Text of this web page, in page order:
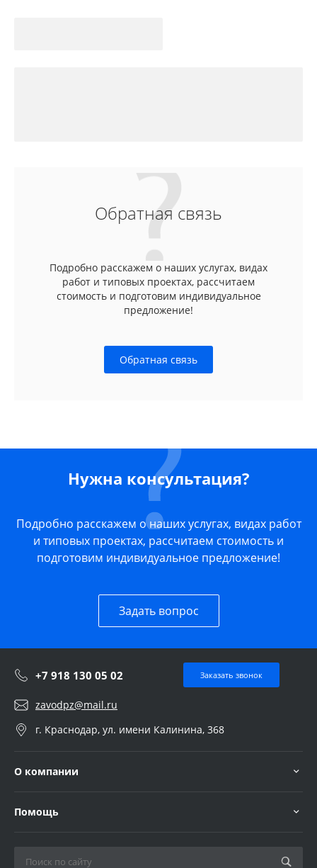
Обратная связь
Подробно расскажем о наших услугах, видах
работ и типовых проектах, рассчитаем
стоимость и подготовим индивидуальное
предложение!
Обратная связь
Нужна консультация?
Подробно расскажем о наших услугах, видах работ
и типовых проектах, рассчитаем стоимость и
подготовим индивидуальное предложение!
Задать вопрос
+7 918 130 05 02 Заказать звонок
zavodpz@mail.ru
г. Краснодар, ул. имени Калинина, 368
О компании
Помощь